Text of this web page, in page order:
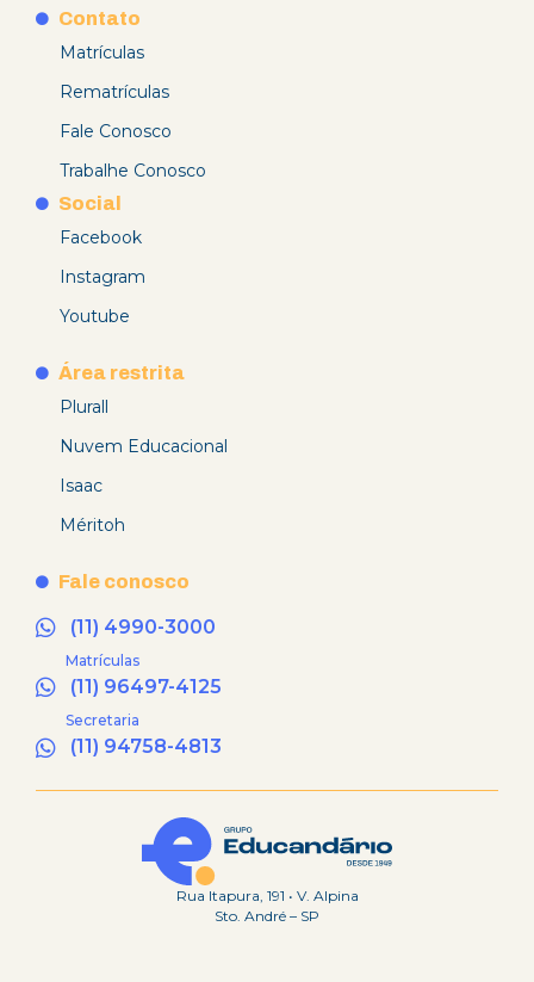
Contato
Matrículas
Rematrículas
Fale Conosco
Trabalhe Conosco
Social
Facebook
Instagram
Youtube
Área restrita
Plurall
Nuvem Educacional
Isaac
Méritoh
Fale conosco
(11) 4990-3000
Matrículas
(11) 96497-4125
Secretaria
(11) 94758-4813
Rua Itapura, 191 • V. Alpina
Sto. André – SP